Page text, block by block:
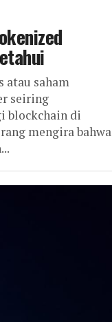
atau saham
seiring
blockchain di
mengira bahwa